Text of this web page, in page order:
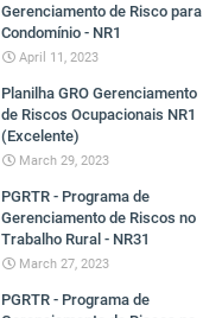
Gerenciamento de Risco para
Condomínio - NR1
April 11, 2023
Planilha GRO Gerenciamento
de Riscos Ocupacionais NR1
(Excelente)
March 29, 2023
PGRTR - Programa de
Gerenciamento de Riscos no
Trabalho Rural - NR31
March 27, 2023
PGRTR - Programa de